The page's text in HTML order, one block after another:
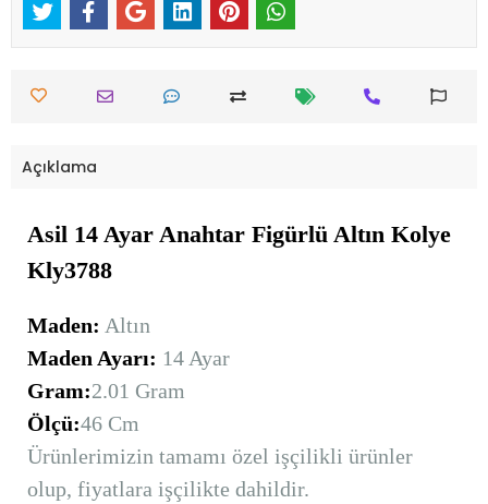
Açıklama
Asil 14 Ayar Anahtar Figürlü Altın Kolye
Kly3788
Maden: Altın
Maden Ayarı: 14 Ayar
Gram:2.01 Gram
Ölçü:46 Cm
Ürünlerimizin tamamı özel işçilikli ürünler
olup, fiyatlara işçilikte dahildir.